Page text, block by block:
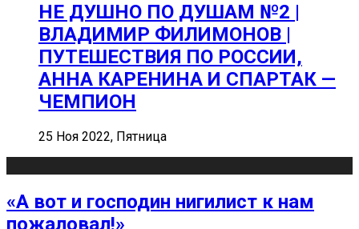
НЕ ДУШНО ПО ДУШАМ №2 |
ВЛАДИМИР ФИЛИМОНОВ |
ПУТЕШЕСТВИЯ ПО РОССИИ,
АННА КАРЕНИНА И СПАРТАК —
ЧЕМПИОН
25 Ноя 2022, Пятница
«А вот и господин нигилист к нам
пожаловал!»